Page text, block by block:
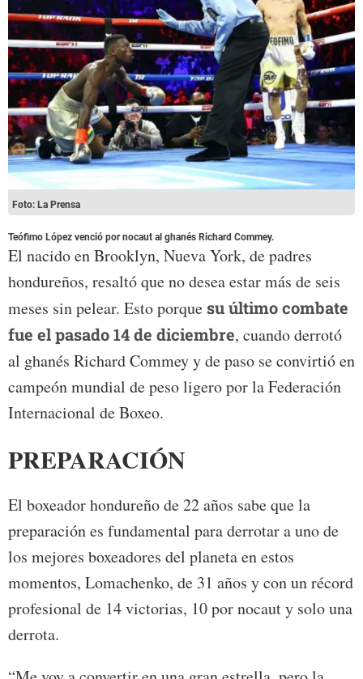
Foto: La Prensa
Teófimo López venció por nocaut al ghanés Richard Commey.
El nacido en Brooklyn, Nueva York, de padres
hondureños, resaltó que no desea estar más de seis
meses sin pelear. Esto porque su último combate
fue el pasado 14 de diciembre, cuando derrotó
al ghanés Richard Commey y de paso se convirtió en
campeón mundial de peso ligero por la Federación
Internacional de Boxeo.
PREPARACIÓN
El boxeador hondureño de 22 años sabe que la
preparación es fundamental para derrotar a uno de
los mejores boxeadores del planeta en estos
momentos, Lomachenko, de 31 años y con un récord
profesional de 14 victorias, 10 por nocaut y solo una
derrota.